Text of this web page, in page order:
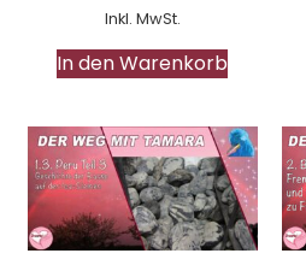
Inkl. MwSt.
In den Warenkorb